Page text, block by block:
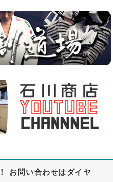
お問い合わせはダイヤ